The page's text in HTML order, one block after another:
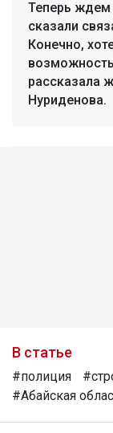
Теперь ждем
сказали
Конечно,
рассказала
Нуриденова.
В статье
#полиция
#Абайская